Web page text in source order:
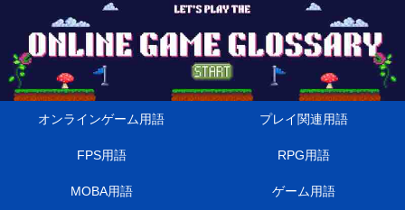
オンラインゲーム用語 プレイ関連用語
FPS用語 RPG用語
MOBA用語 ゲーム用語